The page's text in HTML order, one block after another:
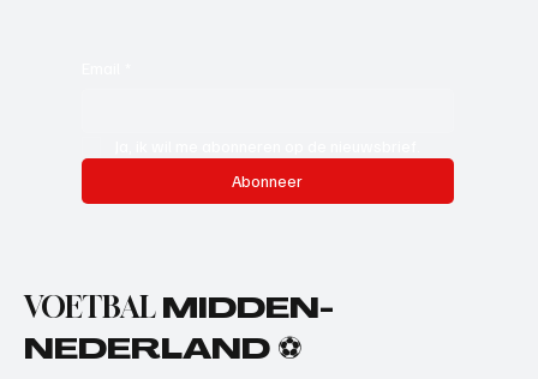
Abonneer
VOETBAL MIDDEN-
NEDERLAND ⚽